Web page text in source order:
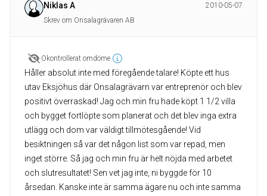
Niklas A
2010-05-07
Skrev om Onsalagrävaren AB
Okontrollerat omdöme
Håller absolut inte med föregående talare! Köpte ett hus
utav Eksjöhus där Onsalagrävarn var entreprenör och blev
positivt överraskad! Jag och min fru hade köpt 1 1/2 villa
och bygget fortlöpte som planerat och det blev inga extra
utlägg och dom var väldigt tillmötesgående! Vid
besiktningen så var det någon list som var repad, men
inget större. Så jag och min fru är helt nöjda med arbetet
och slutresultatet! Sen vet jag inte, ni byggde för 10
årsedan. Kanske inte är samma ägare nu och inte samma